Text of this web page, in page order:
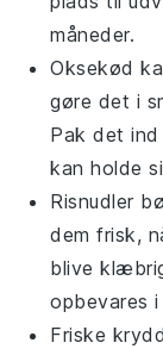
måneder.
Oksekød
gøre det i
Pak det
kan holde
Risnudler
dem frisk,
blive
opbevares i
Friske